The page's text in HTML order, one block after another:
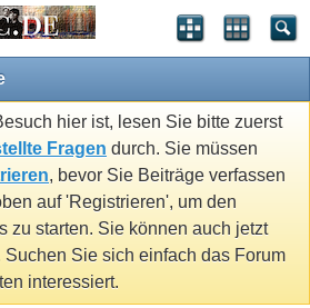
hier ist, lesen Sie bitte zuerst
Fragen durch. Sie müssen
, bevor Sie Beiträge verfassen
auf 'Registrieren', um den
zu starten. Sie können auch jetzt
Sie sich einfach das Forum
interessiert.